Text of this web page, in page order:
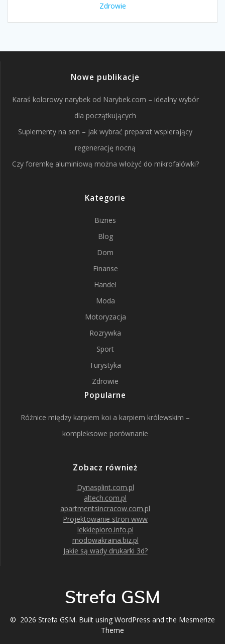
Zdrowie
Nowe publikacje
Karaś kolorowy narybek od Narybek.com – idealny wybór
dla początkujących
Suplementy na sen – jak wybrać preparat wspierający
regenerację nocną
Czy foremkę aluminiową można włożyć do mikrofalówki?
Kategorie
Biznes
Blog
Dom
Finanse
Handel
Moda
Motoryzacja
Rozrywka
Sport
Turystyka
Zdrowie
Popularne
Różnice między karpiem koi a karpiem królewskim –
kompleksowe porównanie
Zobacz również
Dynasplint.com.pl
altech.com.pl
apartmentsincracow.com.pl
Projektowanie stron www
lekkiepioro.info.pl
modowakraina.biz.pl
Jakie są wady drukarki 3d?
Strefa GSM
© 2026 Strefa GSM. Built using WordPress and the Mesmerize
Theme